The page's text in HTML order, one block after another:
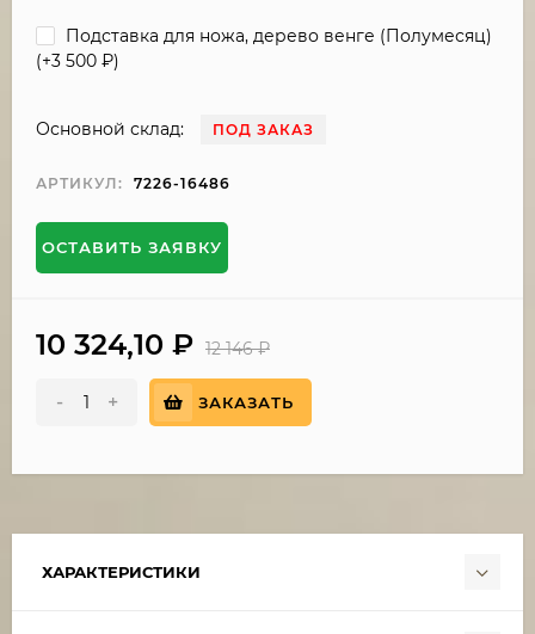
Подставка для ножа, дерево венге (Полумесяц)
(+3 500 ₽)
Основной склад: ПОД ЗАКАЗ
АРТИКУЛ: 7226-16486
ОСТАВИТЬ ЗАЯВКУ
10 324,10 ₽ 12 146₽
- + ЗАКАЗАТЬ
ХАРАКТЕРИСТИКИ